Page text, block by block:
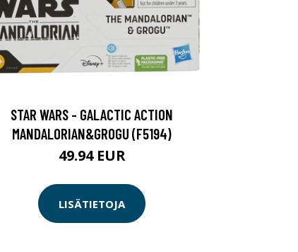
STAR WARS - GALACTIC ACTION
MANDALORIAN&GROGU (F5194)
49.94 EUR
LISÄTIETOJA